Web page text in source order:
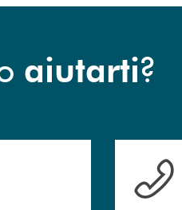
aiutarti?
filiali . Hai